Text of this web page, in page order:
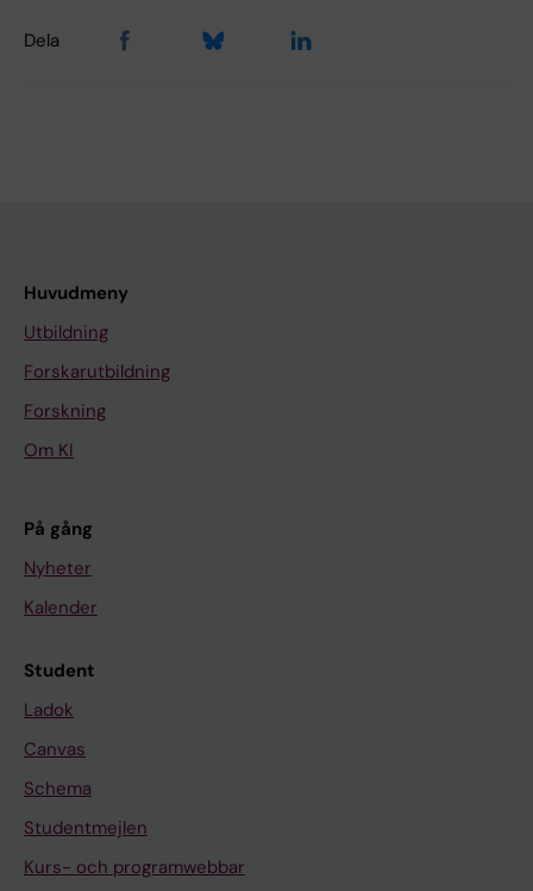
Dela
Huvudmeny
Utbildning
Forskarutbildning
Forskning
Om KI
På gång
Nyheter
Kalender
Student
Ladok
Canvas
Schema
Studentmejlen
Kurs- och programwebbar